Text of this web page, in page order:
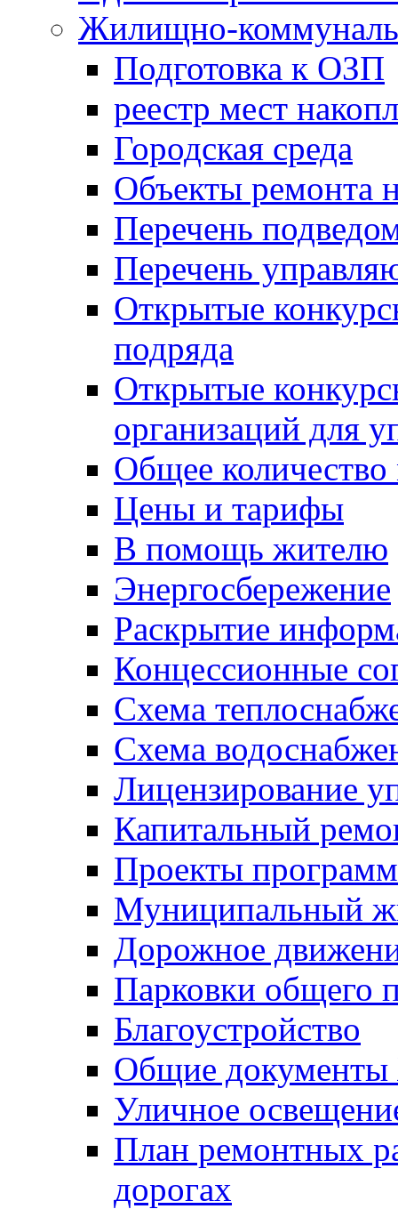
Жилищно-
Подготовка к ОЗП
реестр мест
Городская среда
Объекты ремонта
Перечень
Перечень
Открытые
подряда
Открытые
организаций для
Общее
Цены и тарифы
В помощь жителю
Энергосбережение
Раскрытие
Концессионные
Схема
Схема
Лицензирование
Капитальный
Проекты программ
Муниципальный
Дорожное
Парковки общего
Благоустройство
Общие
Уличное
План ремонтных
дорогах